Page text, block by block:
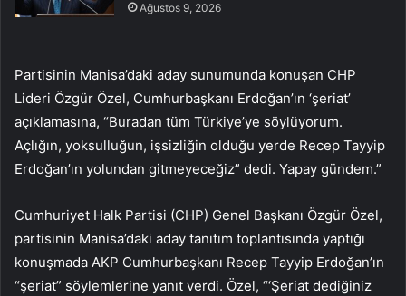
Ağustos 9, 2026
Partisinin Manisa’daki aday sunumunda konuşan CHP
Lideri Özgür Özel, Cumhurbaşkanı Erdoğan’ın ‘şeriat’
açıklamasına, “Buradan tüm Türkiye’ye söylüyorum.
Açlığın, yoksulluğun, işsizliğin olduğu yerde Recep Tayyip
Erdoğan’ın yolundan gitmeyeceğiz” dedi. Yapay gündem.”
Cumhuriyet Halk Partisi (CHP) Genel Başkanı Özgür Özel,
partisinin Manisa’daki aday tanıtım toplantısında yaptığı
konuşmada AKP Cumhurbaşkanı Recep Tayyip Erdoğan’ın
“şeriat” söylemlerine yanıt verdi. Özel, “‘Şeriat dediğiniz